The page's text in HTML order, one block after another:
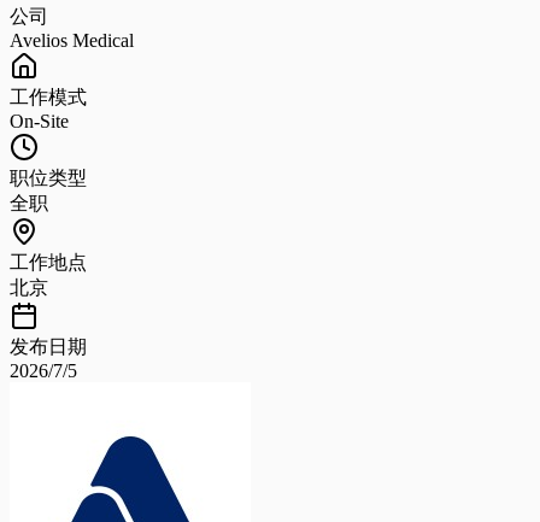
公司
Avelios Medical
工作模式
On-Site
职位类型
全职
工作地点
北京
发布日期
2026/7/5